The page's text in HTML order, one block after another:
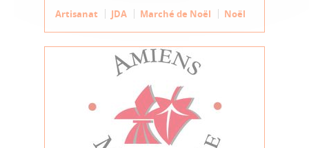
Artisanat JDA Marché de Noël Noël